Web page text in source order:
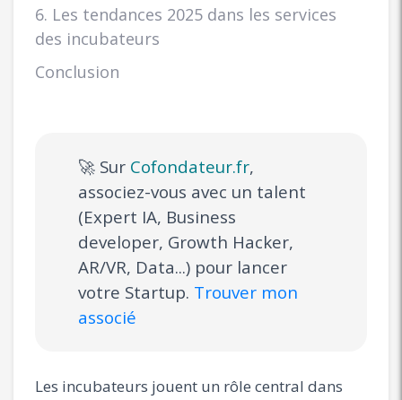
6. Les tendances 2025 dans les services
des incubateurs
Conclusion
🚀 Sur Cofondateur.fr,
associez-vous avec un talent
(Expert IA, Business
developer, Growth Hacker,
AR/VR, Data...) pour lancer
votre Startup. Trouver mon
associé
Les incubateurs jouent un rôle central dans